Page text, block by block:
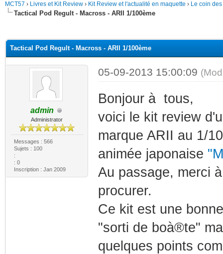
MCT57 › Livres et Kit Review › Kit Review et l'actualité en maquette › Le coin
Tactical Pod Regult - Macross - ARII 1/100ème
Tactical Pod Regult - Macross - ARII 1/100ème
admin
Administrator
Messages : 566
Sujets : 100
:
: 0
Inscription : Jan 2009
05-09-2013 15:00:09
Bonjour à tous,
voici le kit review
marque ARII au 1/
animée japonaise
Au passage, merci
procurer.
Ce kit est une
"sorti de boà®te"
quelques points